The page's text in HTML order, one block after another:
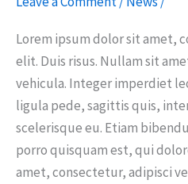
Lorem ipsum dolor sit amet,
elit. Duis risus. Nullam sit
vehicula. Integer imperdiet
ligula pede, sagittis quis,
scelerisque eu. Etiam
porro quisquam est, qui
amet, consectetur, adipisci
magna
elementum
tincidunt